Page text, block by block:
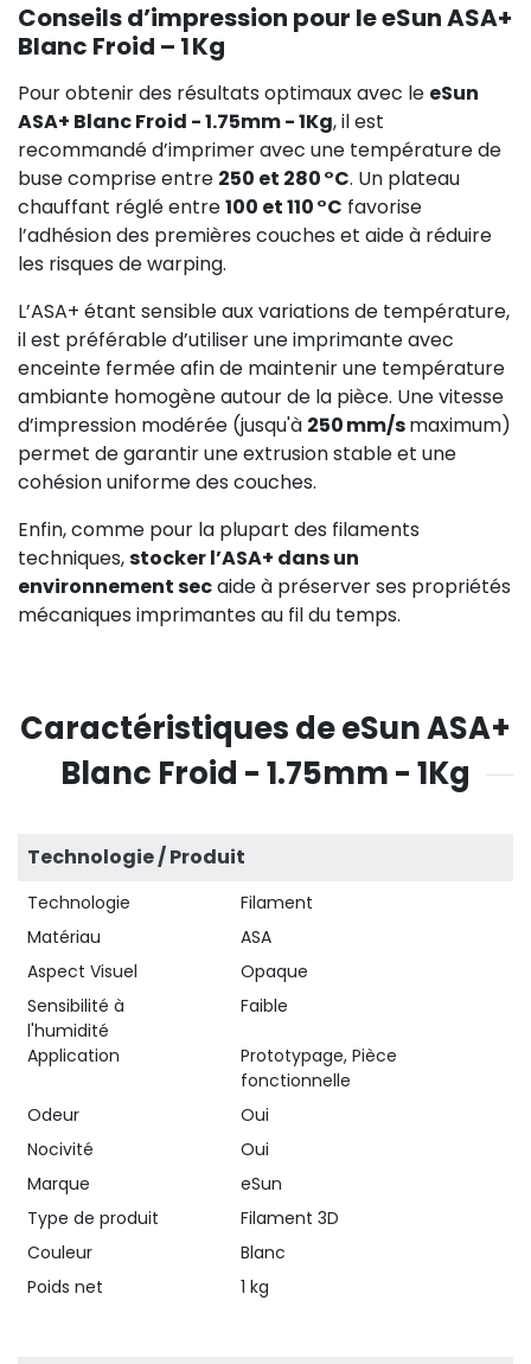
Conseils d’impression pour le eSun ASA+
Blanc Froid – 1 Kg
Pour obtenir des résultats optimaux avec le eSun
ASA+ Blanc Froid - 1.75mm - 1Kg, il est
recommandé d’imprimer avec une température de
buse comprise entre 250 et 280 °C. Un plateau
chauffant réglé entre100 et 110 °C favorise
l’adhésion des premières couches et aide à réduire
les risques de warping.
L’ASA+ étant sensible aux variations de température,
il est préférable d’utiliser une imprimante avec
enceinte fermée afin de maintenir une température
ambiante homogène autour de la pièce. Une vitesse
d’impression modérée (jusqu'à 250 mm/smaximum)
permet de garantir une extrusion stable et une
cohésion uniforme des couches.
Enfin, comme pour la plupart des filaments
techniques,stocker l’ASA+ dans un
environnement secaide à préserver ses propriétés
mécaniques imprimantes au fil du temps.
Caractéristiques de eSun ASA+
Blanc Froid - 1.75mm - 1Kg
Technologie / Produit
Technologie
Filament
Matériau
ASA
Aspect Visuel
Opaque
Sensibilité à
l'humidité
Faible
Application
Prototypage, Pièce
fonctionnelle
Odeur
Oui
Nocivité
Oui
Marque
eSun
Type de produit
Filament 3D
Couleur
Blanc
Poids net
1 kg